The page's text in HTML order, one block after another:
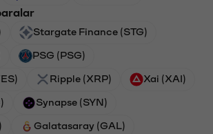
Stargate Finance (STG)
PSG (PSG)
Ripple (XRP) Xai (XAI)
Synapse (SYN)
Galatasaray (GAL)